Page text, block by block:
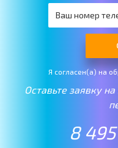
Я согласен(а) на
Оставьте заявку
8